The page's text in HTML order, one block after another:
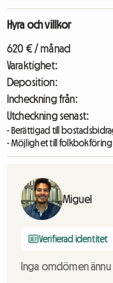
Hyra och villkor
620 € / månad
Varaktighet:
Deposition:
Incheckning från:
Utcheckning senast:
- Berättigad till
- Möjlighet till folkbokföring
Miguel
Verifierad identitet
Inga omdömen ännu